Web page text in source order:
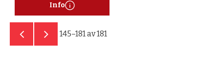
Info
145–181 av181